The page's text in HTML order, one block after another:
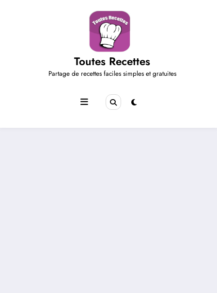
Toutes Recettes
Partage de recettes faciles simples et gratuites